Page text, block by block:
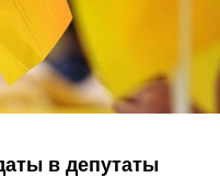
в депутаты